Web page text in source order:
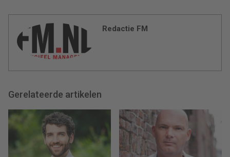
Redactie FM
Gerelateerde artikelen